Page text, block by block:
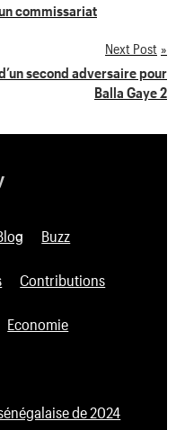
commissariat
Next Post
second adversaire pour
Balla Gaye 2
Buzz
Contributions
Economie
de 2024